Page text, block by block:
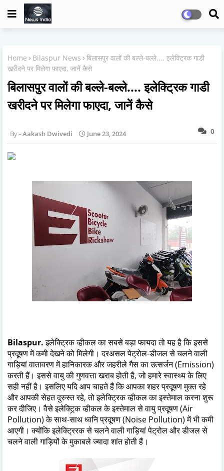
Home Bilaspur News
बिलासपुर वालों की बल्ले-बल्ले.... इलेक्ट्रिक गाडी
खरीदने पर मिलेगा फाएदा, जानें कैसे
बिलासपुर वालों की बल्ले-बल्ले.... इलेक्ट्रिक गाडी
खरीदने पर मिलेगा फाएदा, जानें कैसे
0
Aakash Dwivedi June 23, 2024
Bilaspur.इलेक्ट्रिक व्हीकल का सबसे बड़ा फायदा तो यह है कि इससे
प्रदूषण में कमी देखने को मिलेगी। दरअसल पेट्रोल-डीजल से चलने वाली
गाड़ियां वातावरण में हानिकारक और जहरीले गैस का उत्सर्जन (Emission)
करती हैं। इससे वायु की गुणवत्ता खराब होती है, जो हमारे स्वास्थ्य के लिए
सही नहीं है। इसलिए यदि आप चाहते हैं कि आपका शहर प्रदूषण मुक्त रहे
और आपकी सेहत दुरुस्त रहे, तो इलेक्ट्रिक व्हीकल का इस्तेमाल करना शुरू
कर दीजिए। वैसे इलेक्ट्रि्क व्हीकल के इस्तेमाल से वायु प्रदूषण (Air
Pollution) के साथ-साथ ध्वनि प्रदूषण (Noise Pollution) में भी कमी
आएगी। क्योंकि इलेक्ट्रिरक से चलने वाली गाड़ियां पेट्रोल और डीजल से
चलने वाली गाड़ियों के मुकाबले ज्यादा शांत होती हैं।